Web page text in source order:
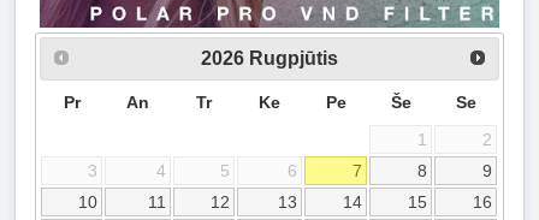
2026 Rugpjūtis
Pr An Tr Ke Pe Še
Se
1
2
3
4 5 6 7 8
9
10
11 12 13 14 15
16